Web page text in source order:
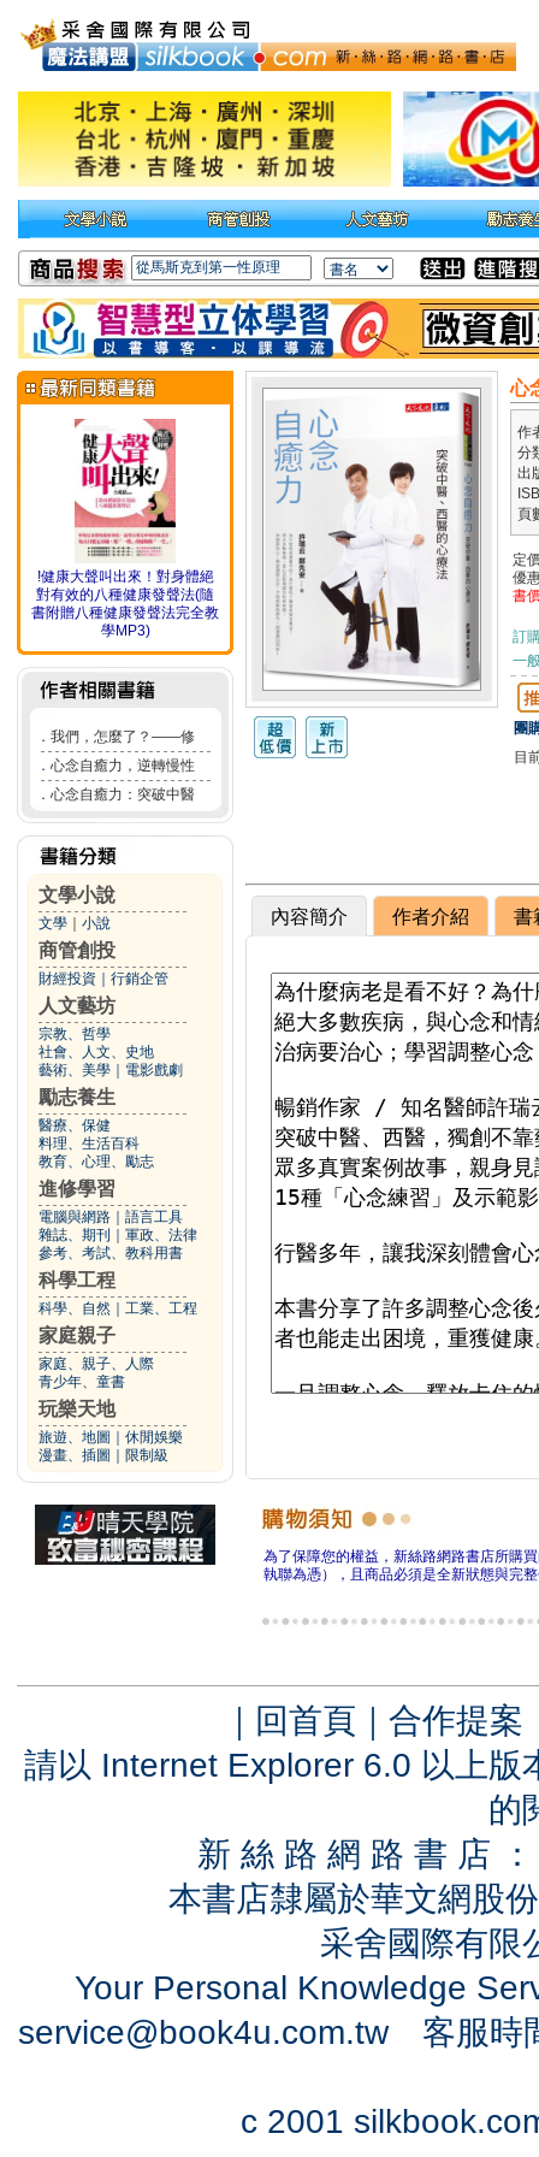
!健康大聲叫出來！對身體絕
對有效的八種健康發聲法(隨
書附贈八種健康發聲法完全教
學MP3)
． 我們，怎麼了？——修
． 心念自癒力，逆轉慢性
． 心念自癒力：突破中醫
文學小說
文學 小說
商管創投
財經投資 行銷企管
人文藝坊
宗教、哲學
社會、人文、史地
藝術、美學
電影戲劇
勵志養生
醫療、保健
料理、生活百科
教育、心理、勵志
進修學習
電腦與網路
語言工具
雜誌、期刊
軍政、法律
參考、考試、教科用書
科學工程
科學、自然 工業、工程
家庭親子
家庭、親子、人際
青少年、童書
玩樂天地
旅遊、地圖
休閒娛樂
漫畫、插圖
限制級
心
作
分
出
頁
定
優
書
訂
一
團
目
內容簡介 作者介紹 書
為了保障您的權益，新絲路網路書店所購
執聯為憑），且商品必須是全新狀態與完
｜ 回首頁 ｜ 合作提案
請以 Internet Explorer 6.0 以上
的
新 絲 路 網 路 書 店
本書店隸屬於華文網股
采舍國際有
Your Personal Knowledge
service@book4u.com.tw客服時
c 2001